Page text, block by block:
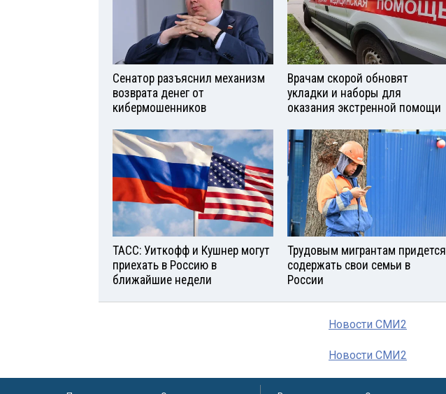
Сенатор разъяснил механизм
возврата денег от
кибермошенников
Врачам скорой обновят
укладки и наборы для
оказания экстренной помощи
ТАСС: Уиткофф и Кушнер могут
приехать в Россию в
ближайшие недели
Трудовым мигрантам придется
содержать свои семьи в
России
Новости СМИ2
Новости СМИ2